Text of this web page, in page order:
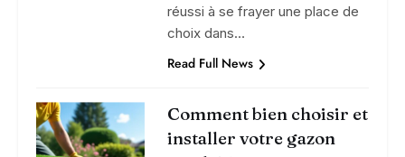
réussi à se frayer une place de
choix dans…
Read Full News
Comment bien choisir et
installer votre gazon